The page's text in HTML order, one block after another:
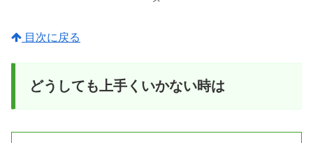
目次に戻る
どうしても上手くいかない時は